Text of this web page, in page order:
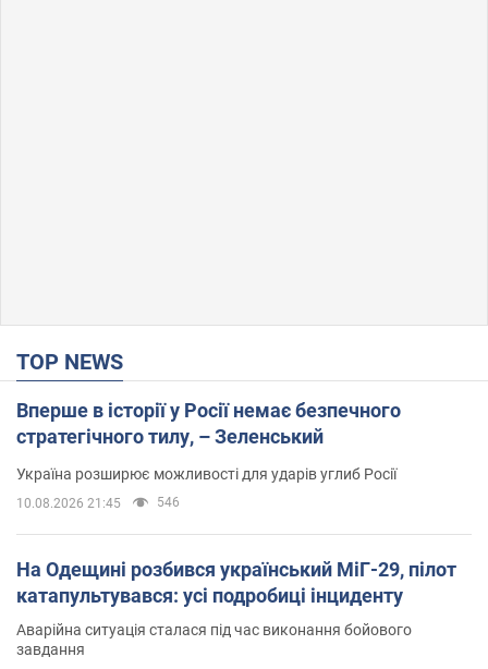
TOP NEWS
Вперше в історії у Росії немає безпечного
стратегічного тилу, – Зеленський
Україна розширює можливості для ударів углиб Росії
10.08.2026 21:45 546
На Одещині розбився український МіГ-29, пілот
катапультувався: усі подробиці інциденту
Аварійна ситуація сталася під час виконання бойового
завдання